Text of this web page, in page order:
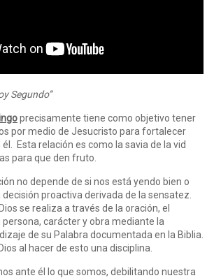
Segundo”
precisamente tiene como objetivo tener
por medio de Jesucristo para fortalecer
Esta relación es como la savia de la vid
para que den fruto.
no depende de si nos está yendo bien o
proactiva derivada de la sensatez.
se realiza a través de la oración, el
carácter y obra mediante la
de su Palabra documentada en la Biblia.
al hacer de esto una disciplina.
ante él lo que somos, debilitando nuestra